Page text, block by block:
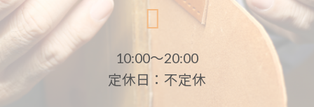
10:00〜20:00
定休日：不定休